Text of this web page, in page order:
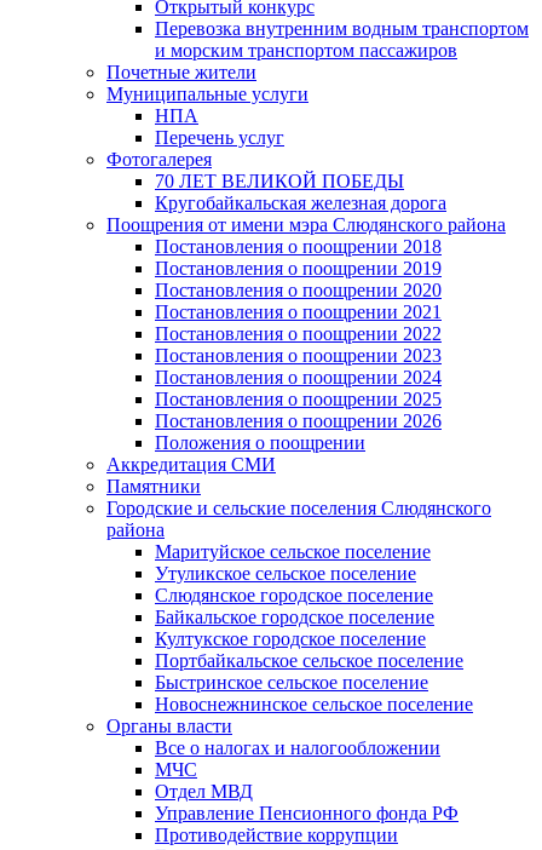
Открытый конкурс
Перевозка внутренним водным транспортом
и морским транспортом пассажиров
Почетные жители
Муниципальные услуги
НПА
Перечень услуг
Фотогалерея
70 ЛЕТ ВЕЛИКОЙ ПОБЕДЫ
Кругобайкальская железная дорога
Поощрения от имени мэра Слюдянского района
Постановления о поощрении 2018
Постановления о поощрении 2019
Постановления о поощрении 2020
Постановления о поощрении 2021
Постановления о поощрении 2022
Постановления о поощрении 2023
Постановления о поощрении 2024
Постановления о поощрении 2025
Постановления о поощрении 2026
Положения о поощрении
Аккредитация СМИ
Памятники
Городские и сельские поселения Слюдянского
района
Маритуйское сельское поселение
Утуликское сельское поселение
Слюдянское городское поселение
Байкальское городское поселение
Култукское городское поселение
Портбайкальское сельское поселение
Быстринское сельское поселение
Новоснежнинское сельское поселение
Органы власти
Все о налогах и налогообложении
МЧС
Отдел МВД
Управление Пенсионного фонда РФ
Противодействие коррупции